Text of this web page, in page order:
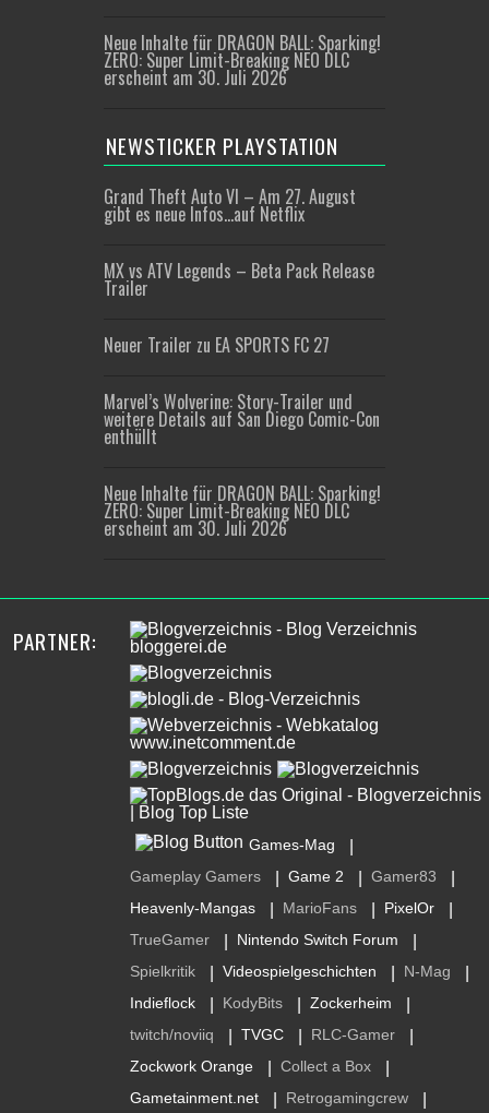
Neue Inhalte für DRAGON BALL: Sparking!
ZERO: Super Limit-Breaking NEO DLC
erscheint am 30. Juli 2026
NEWSTICKER PLAYSTATION
Grand Theft Auto VI – Am 27. August
gibt es neue Infos…auf Netflix
MX vs ATV Legends – Beta Pack Release
Trailer
Neuer Trailer zu EA SPORTS FC 27
Marvel’s Wolverine: Story-Trailer und
weitere Details auf San Diego Comic-Con
enthüllt
Neue Inhalte für DRAGON BALL: Sparking!
ZERO: Super Limit-Breaking NEO DLC
erscheint am 30. Juli 2026
PARTNER:
Games-Mag
Gameplay Gamers Game 2 Gamer83
Heavenly-Mangas MarioFans PixelOr
TrueGamer Nintendo Switch Forum
Spielkritik Videospielgeschichten N-Mag
Indieflock KodyBits Zockerheim
twitch/noviiq TVGC RLC-Gamer
Zockwork Orange Collect a Box
Gametainment.net Retrogamingcrew